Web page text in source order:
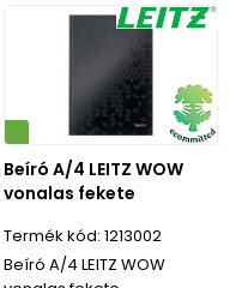
Beíró A/4 LEITZ WOW
vonalas fekete
1213002
Beíró A/4 LEITZ WOW